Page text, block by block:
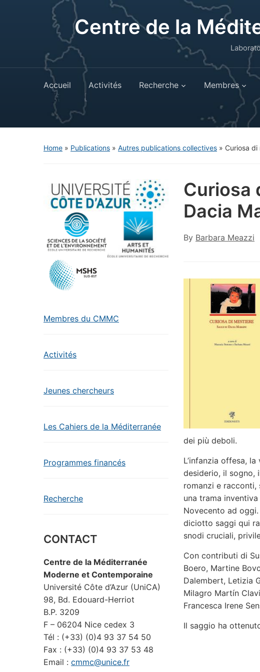
Centre de la
Accueil Activités Recherche Membres
Home » Publications » Autres publications collectives » Curiosa
Membres du CMMC
Activités
Jeunes chercheurs
Les Cahiers de la Méditerranée
Programmes financés
Recherche
CONTACT
Centre de la Méditerranée
Moderne et Contemporaine
Université Côte d’Azur (UniCA)
98, Bd. Edouard-Herriot
B.P. 3209
F – 06204 Nice cedex 3
Tél : (+33) (0)4 93 37 54 50
Fax : (+33) (0)4 93 37 53 48
Email : cmmc@unice.fr
Curiosa
Dacia
By Barbara Meazzi
dei più deboli.
L’infanzia offesa,
desiderio, il sogno,
romanzi e racconti,
una trama
Novecento ad
diciotto saggi qui
snodi cruciali,
Con contributi di
Boero, Martine
Dalembert, Letizia
Milagro Martín
Francesca Irene
Il saggio ha